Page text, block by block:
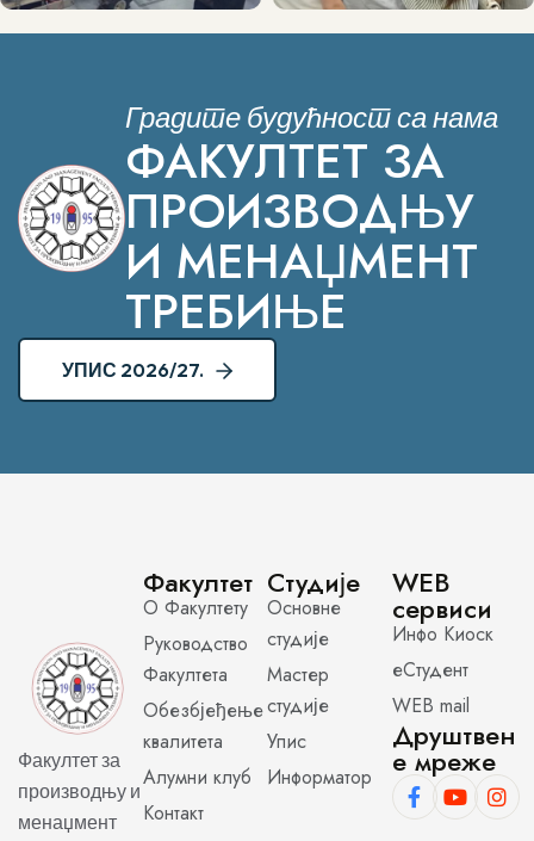
Градите будућност са нама
ФАКУЛТЕТ ЗА
ПРОИЗВОДЊУ
И МЕНАЏМЕНТ
ТРЕБИЊЕ
УПИС 2026/27.
Факултет за
производњу и
менаџмент
Факултет
О Факултету
Руководство
Факултета
Обезбјеђење
квалитета
Алумни клуб
Контакт
Студије
Основне
студије
Мастер
студије
Упис
Информатор
WEB
сервиси
Инфо Киоск
еСтудент
WEB mail
Друштвен
е мреже